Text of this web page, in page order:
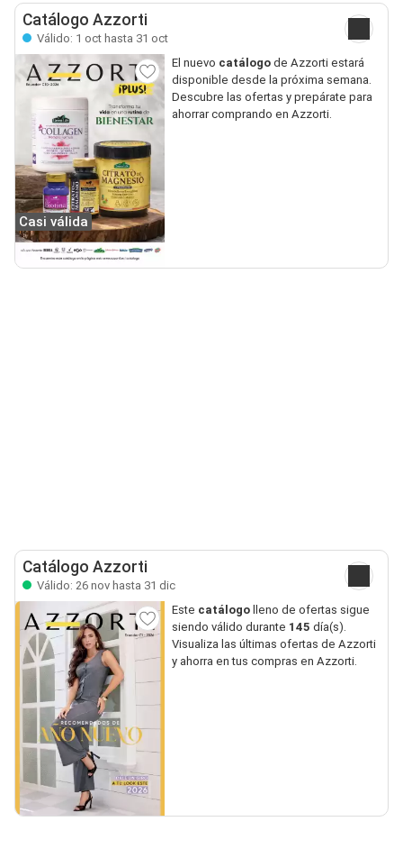
Catálogo Azzorti
Válido: 1 oct hasta 31 oct
Casi válida
El nuevo catálogode Azzorti estará
disponible desde la próxima semana.
Descubre las ofertas y prepárate para
ahorrar comprando en Azzorti.
Catálogo Azzorti
Válido: 26 nov hasta 31 dic
Este catálogo lleno de ofertas sigue
siendo válido durante 145 día(s).
Visualiza las últimas ofertas de Azzorti
y ahorra en tus compras en Azzorti.